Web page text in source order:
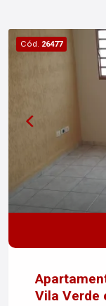
Cód. 26477
Vila Verde